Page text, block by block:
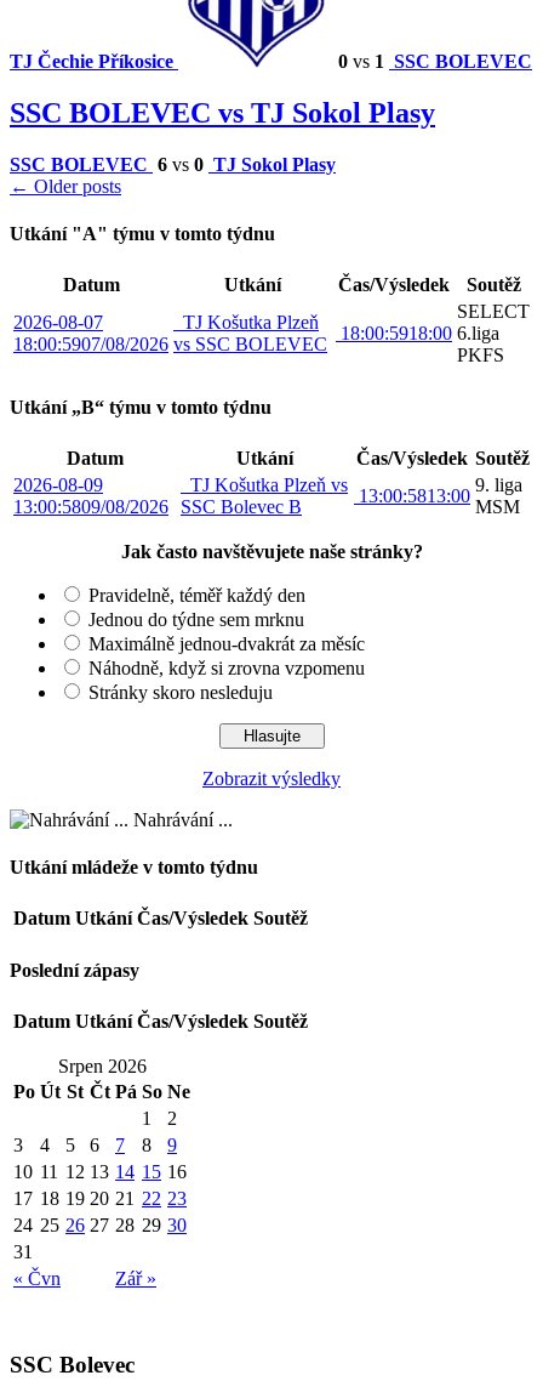
TJ Čechie Příkosice 0 vs 1 SSC BOLEVEC
SSC BOLEVEC vs TJ Sokol Plasy
SSC BOLEVEC 6 vs 0 TJ Sokol Plasy
Posts
navigation
← Older posts
Utkání "A" týmu v tomto týdnu
Datum Utkání Čas/Výsledek
Soutěž
2026-08-07
18:00:5907/08/2026
TJ Košutka Plzeň
vs SSC BOLEVEC
18:00:5918:00
SELECT
6.liga
PKFS
Utkání „B“ týmu v tomto týdnu
Datum Utkání Čas/Výsledek Soutěž
2026-08-09
13:00:5809/08/2026
TJ Košutka Plzeň vs
SSC Bolevec B
13:00:5813:00
9. liga
MSM
Jak často navštěvujete naše stránky?
Pravidelně, téměř každý den
Jednou do týdne sem mrknu
Maximálně jednou-dvakrát za měsíc
Náhodně, když si zrovna vzpomenu
Stránky skoro nesleduju
Zobrazit výsledky
Nahrávání ...
Utkání mládeže v tomto týdnu
Datum Utkání Čas/Výsledek Soutěž
Poslední zápasy
Datum Utkání Čas/Výsledek Soutěž
Srpen 2026
Po Út St Čt Pá So Ne
« Čvn Zář »
1
2
3
4 5 6 7 8
9
10 11 12 13 14 15 16
17 18 19 20 21 22 23
24 25 26 27 28 29 30
31
SSC Bolevec